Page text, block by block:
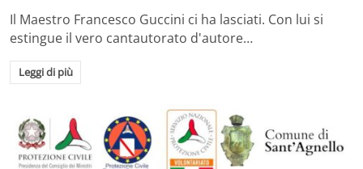
Il Maestro Francesco Guccini ci ha lasciati. Con lui si
estingue il vero cantautorato d'autore…
Leggi di più